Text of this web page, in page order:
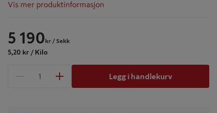
Vis mer produktinformasjon
5 190 kr / Sekk
5,20 kr / Kilo
1 produkter
Legg i handlekurv